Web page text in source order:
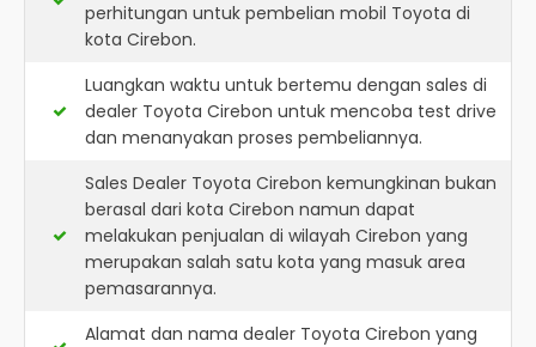
perhitungan untuk pembelian mobil Toyota di
kota Cirebon.
Luangkan waktu untuk bertemu dengan sales di
dealer Toyota Cirebon untuk mencoba test drive
dan menanyakan proses pembeliannya.
Sales Dealer Toyota Cirebon kemungkinan bukan
berasal dari kota Cirebon namun dapat
melakukan penjualan di wilayah Cirebon yang
merupakan salah satu kota yang masuk area
pemasarannya.
Alamat dan nama dealer Toyota Cirebon yang